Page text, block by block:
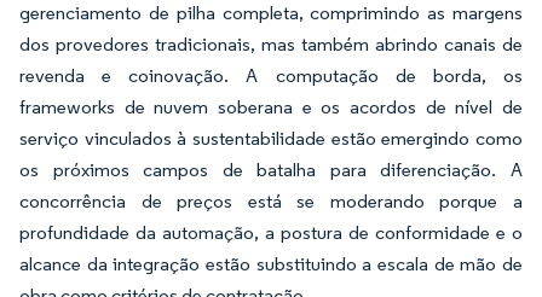
gerenciamento de pilha completa, comprimindo as margens
dos provedores tradicionais, mas também abrindo canais de
revenda e coinovação. A computação de borda, os
frameworks de nuvem soberana e os acordos de nível de
serviço vinculados à sustentabilidade estão emergindo como
os próximos campos de batalha para diferenciação. A
concorrência de preços está se moderando porque a
profundidade da automação, a postura de conformidade e o
alcance da integração estão substituindo a escala de mão de